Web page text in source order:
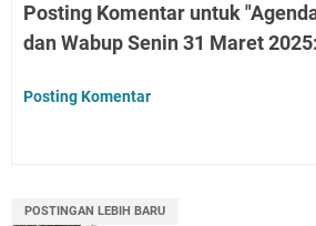
Posting Komentar untuk
dan Wabup Senin 31 Maret
Posting Komentar
POSTINGAN LEBIH BARU